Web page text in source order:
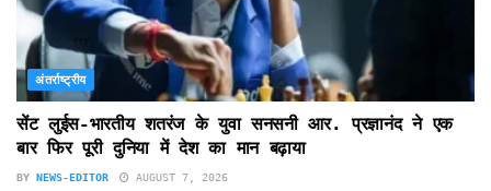
अंतर्राष्ट्रीय
सेंट लुईस-भारतीय शतरंज के युवा सनसनी आर. प्रज्ञानंद ने एक
बार फिर पूरी दुनिया में देश का मान बढ़ाया
BY NEWS-EDITOR AUGUST 7, 2026